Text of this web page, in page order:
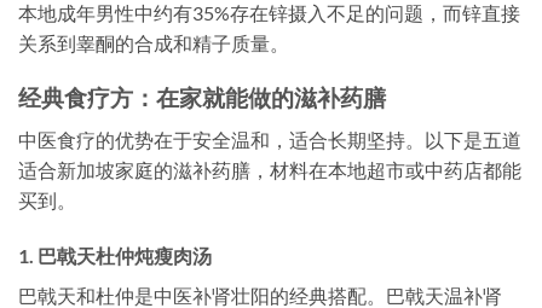
本地成年男性中约有35%存在锌摄入不足的问题，而锌直接
关系到睾酮的合成和精子质量。
经典食疗方：在家就能做的滋补药膳
中医食疗的优势在于安全温和，适合长期坚持。以下是五道
适合新加坡家庭的滋补药膳，材料在本地超市或中药店都能
买到。
1. 巴戟天杜仲炖瘦肉汤
巴戟天和杜仲是中医补肾壮阳的经典搭配。巴戟天温补肾